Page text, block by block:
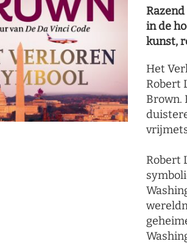
in de
kunst,
Het
Robert
Brown.
Robert